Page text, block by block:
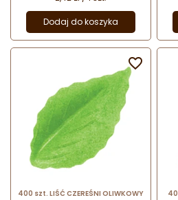
Dodaj do koszyka
400 szt. LIŚĆ CZEREŚNI OLIWKOWY
